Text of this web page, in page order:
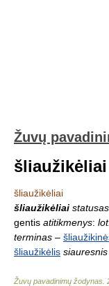
Žuvų
šliaužikėliai
šliaužikėliai
šliaužikėliai statusas
gentis atitikmenys: lot.
terminas –
šliaužikėlis
Žuvų pavadinimų žodynas